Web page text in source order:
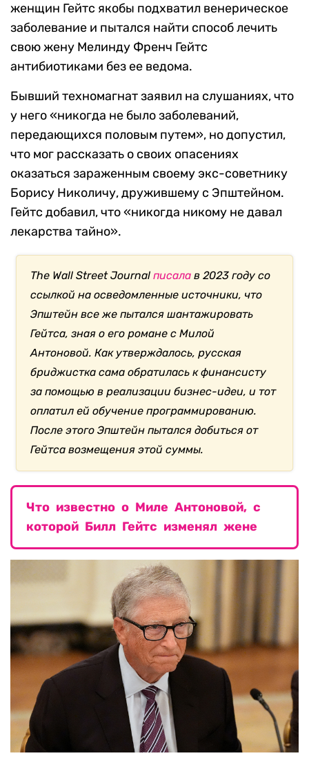
женщин Гейтс якобы подхватил венерическое
заболевание и пытался найти способ лечить
свою жену Мелинду Френч Гейтс
антибиотиками без ее ведома.
Бывший техномагнат заявил на слушаниях, что
у него «никогда не было заболеваний,
передающихся половым путем», но допустил,
что мог рассказать о своих опасениях
оказаться зараженным своему экс-советнику
Борису Николичу, дружившему с Эпштейном.
Гейтс добавил, что «никогда никому не давал
лекарства тайно».
The Wall Street Journalписала в 2023 году со
ссылкой на осведомленные источники, что
Эпштейн все же пытался шантажировать
Гейтса, зная о его романе с Милой
Антоновой. Как утверждалось, русская
бриджистка сама обратилась к финансисту
за помощью в реализации бизнес-идеи, и тот
оплатил ей обучение программированию.
После этого Эпштейн пытался добиться от
Гейтса возмещения этой суммы.
Что известно о Миле Антоновой, с
которой Билл Гейтс изменял жене